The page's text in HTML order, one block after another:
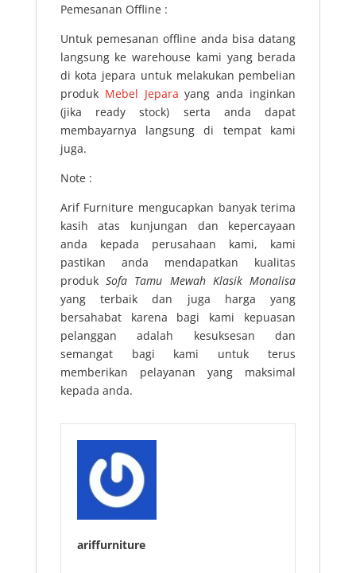
Pemesanan Offline :
Untuk pemesanan offline anda bisa datang
langsung ke warehouse kami yang berada
di kota jepara untuk melakukan pembelian
produkMebel Jepara yang anda inginkan
(jika ready stock) serta anda dapat
membayarnya langsung di tempat kami
juga.
Note :
Arif Furniture mengucapkan banyak terima
kasih atas kunjungan dan kepercayaan
anda kepada perusahaan kami, kami
pastikan anda mendapatkan kualitas
produkSofa Tamu Mewah Klasik Monalisa
yang terbaik dan juga harga yang
bersahabat karena bagi kami kepuasan
pelanggan adalah kesuksesan dan
semangat bagi kami untuk terus
memberikan pelayanan yang maksimal
kepada anda.
ariffurniture